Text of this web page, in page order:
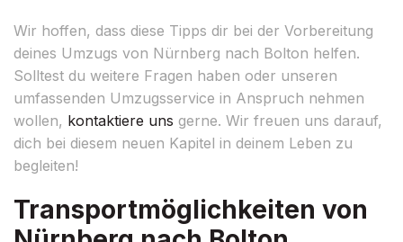
Wir hoffen, dass diese Tipps dir bei der Vorbereitung
deines Umzugs von Nürnberg nach Bolton helfen.
Solltest du weitere Fragen haben oder unseren
umfassenden Umzugsservice in Anspruch nehmen
wollen, kontaktiere uns gerne. Wir freuen uns darauf,
dich bei diesem neuen Kapitel in deinem Leben zu
begleiten!
Transportmöglichkeiten von